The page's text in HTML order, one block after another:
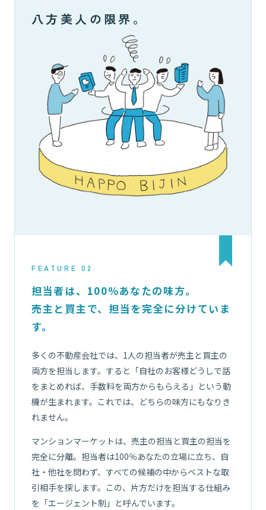
八方美人の限界。
FEATURE 02
担当者は、100％あなたの味方。
売主と買主で、担当を完全に分けていま
す。
多くの不動産会社では、1人の担当者が売主と買主の
両方を担当します。すると「自社のお客様どうしで話
をまとめれば、手数料を両方からもらえる」という動
機が生まれます。これでは、どちらの味方にもなりき
れません。
マンションマーケットは、売主の担当と買主の担当を
完全に分離。担当者は100％あなたの立場に立ち、自
社・他社を問わず、すべての候補の中からベストな取
引相手を探します。この、片方だけを担当する仕組み
を「エージェント制」と呼んでいます。